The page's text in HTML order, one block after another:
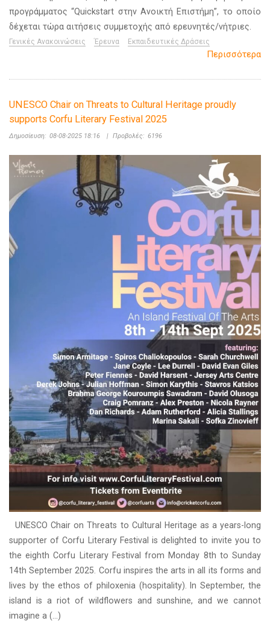
προγράμματος “Quickstart στην Ανοικτή Επιστήμη”, το οποίο
δέχεται τώρα αιτήσεις συμμετοχής από ερευνητές/νήτριες.
Γενικές Ανακοινώσεις Έρευνα Εκπαιδευτικές Δράσεις
Περισσότερα
UNESCO Chair on Threats to Cultural Heritage proudly
supports Corfu Literary Festival 2025
Δημοσίευση: 08-08-2025 18:16 | Προβολές: 6196
UNESCO Chair on Threats to Cultural Heritage as a years-long
supporter of Corfu Literary Festival is delighted to invite you to
the eighth Corfu Literary Festival from Monday 8th to Sunday
14th September 2025. Corfu inspires the arts in all its forms and
lives by the ethos of philoxenia (hospitality). In September, the
island is a riot of wildflowers and sunshine, and we cannot
imagine a (...)